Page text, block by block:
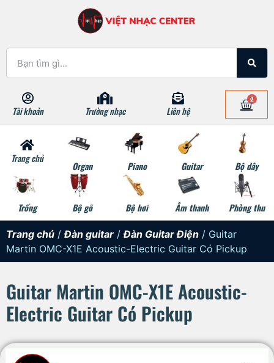
Tài khoản Trường nhạc Liên hệ
0
Trang chủ
Organ Piano Guitar Bộ dây
Trống Bộ gõ Bộ hơi Âm thanh Phòng thu
Trang chủ /Đàn guitar /Đàn Guitar Điện / Guitar
Martin OMC-X1E Acoustic-Electric Guitar Có Pickup
Guitar Martin OMC-X1E Acoustic-
Electric Guitar Có Pickup